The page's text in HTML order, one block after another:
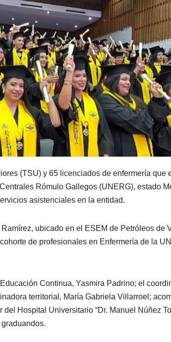
(TSU) y 65 licenciados de enfermería que
Rómulo Gallegos (UNERG), estado
asistenciales en la entidad.
ubicado en el ESEM de Petróleos de
de profesionales en Enfermería de la
Continua, Yasmira Padrino; el
territorial, María Gabriela Villarroel;
Hospital Universitario “Dr. Manuel Núñez